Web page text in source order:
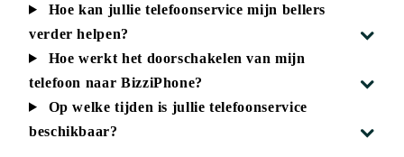
Hoe kan jullie telefoonservice mijn bellers
verder helpen?
Hoe werkt het doorschakelen van mijn
telefoon naar BizziPhone?
Op welke tijden is jullie telefoonservice
beschikbaar?